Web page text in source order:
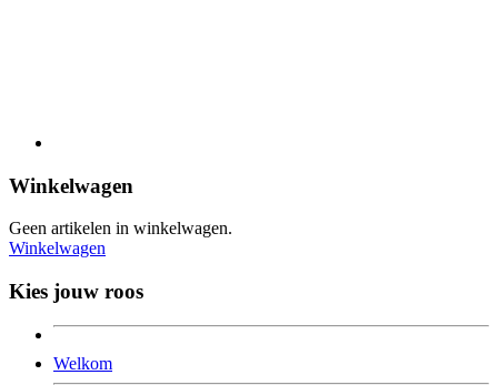
Winkelwagen
Geen artikelen in winkelwagen.
Winkelwagen
Kies jouw roos
Welkom